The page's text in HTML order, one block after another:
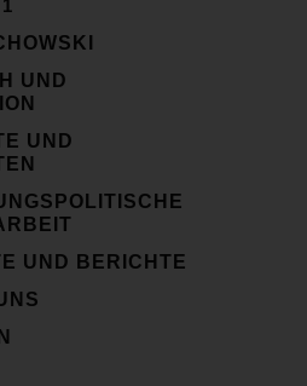
UND
UND
UND BERICHTE